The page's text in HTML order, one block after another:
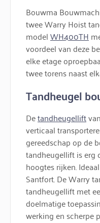
Bouwma
twee Warry Hoist
modelWH400TH
voordeel van deze
elke etage
twee torens naast
Tandheugel
Detandheugellift
verticaal
gereedschap op de
tandheugellift is erg
hoogtes rijken.
Santfort. De Warry
tandheugellift met
doelmatige
werking en scherpe